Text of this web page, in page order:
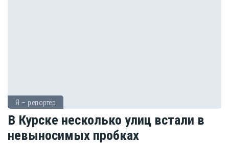
Я – репортёр
В Курске несколько улиц встали в
невыносимых пробках